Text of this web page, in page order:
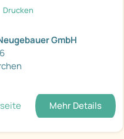
Drucken
GmbH
Mehr Details